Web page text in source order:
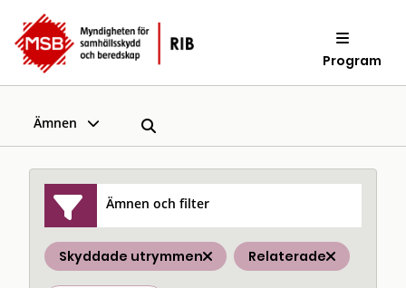
Program
Ämnen
Ämnen och filter
Skyddade utrymmen Relaterade